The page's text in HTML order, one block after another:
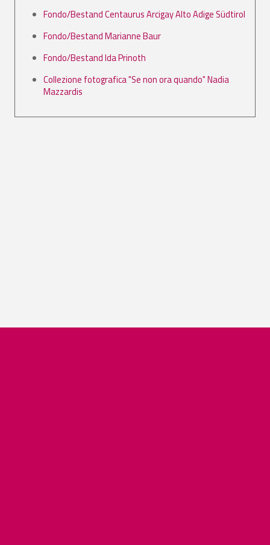
Fondo/Bestand Centaurus Arcigay Alto Adige Südtirol
Fondo/Bestand Marianne Baur
Fondo/Bestand Ida Prinoth
Collezione fotografica "Se non ora quando" Nadia
Mazzardis